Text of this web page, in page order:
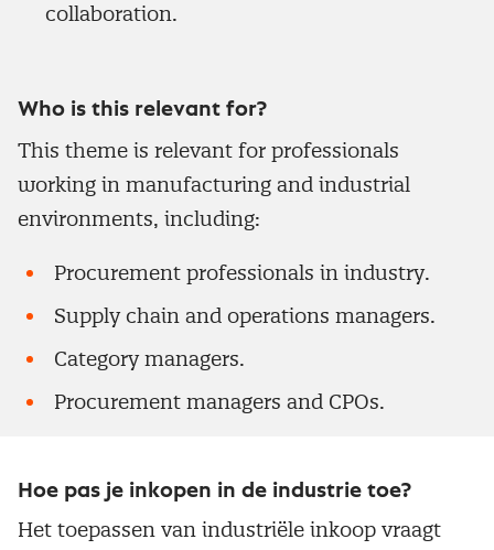
collaboration.
Who is this relevant for?
This theme is relevant for professionals
working in manufacturing and industrial
environments, including:
Procurement professionals in industry.
Supply chain and operations managers.
Category managers.
Procurement managers and CPOs.
Hoe pas je inkopen in de industrie toe?
Het toepassen van industriële inkoop vraagt